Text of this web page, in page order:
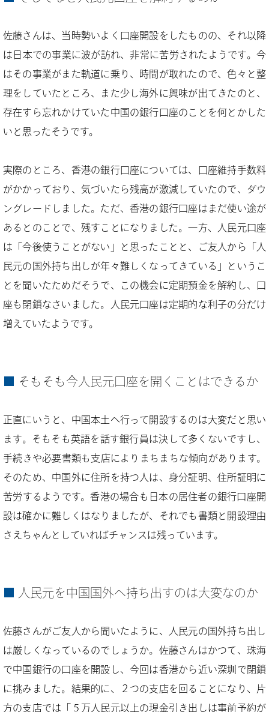
佐藤さんは、当時勢いよく口座開設をしたものの、それ以降
は日本での事業に波が訪れ、非常に苦労されたようです。今
はその事業がまた軌道に乗り、時間が取れたので、色々と整
理をしていたところ、また少し海外に興味が出てきたのと、
存在すら忘れかけていた中国の銀行口座のことを何とかした
いと思ったそうです。
実際のところ、香港の銀行口座については、口座維持手数料
がかかっており、気づいたら残高が激減していたので、ダウ
ングレードしました。ただ、香港の銀行口座はまだ使い途が
あるとのことで、残すことになりました。一方、人民元口座
は「今後使うことがない」と思ったことと、ご友人から「人
民元の国外持ち出しが年々難しくなってきている」というこ
とを聞いたためだそうで、この機会に定期預金を解約し、口
座も閉鎖なさいました。人民元口座は定期的な利子の分だけ
増えていたようです。
そもそも今人民元口座を開くことはできるか
正直にいうと、中国本土へ行って開設するのは大変だと思い
ます。そもそも英語を話す銀行員は決して多くないですし、
手続きや必要書類も支店によりまちまちな傾向があります。
そのため、中国外に住所を持つ人は、身分証明、住所証明に
苦労するようです。香港の場合も日本の居住者の銀行口座開
設は確かに難しくはなりましたが、それでも書類と開設理由
さえちゃんとしていればチャンスは残っています。
人民元を中国国外へ持ち出すのは大変なのか
佐藤さんがご友人から聞いたように、人民元の国外持ち出し
は厳しくなっているのでしょうか。佐藤さんはかつて、珠海
で中国銀行の口座を開設し、今回は香港から近い深圳で閉鎖
に挑みました。結果的に、２つの支店を回ることになり、片
方の支店では「５万人民元以上の現金引き出しは事前予約が